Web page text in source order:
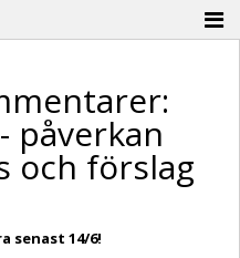
påverkan
och förslag
senast 14/6!